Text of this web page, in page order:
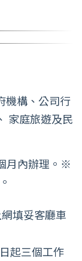
機構、公司行
家庭旅遊及民
月內辦理。※
填妥客廳車
起三個工作